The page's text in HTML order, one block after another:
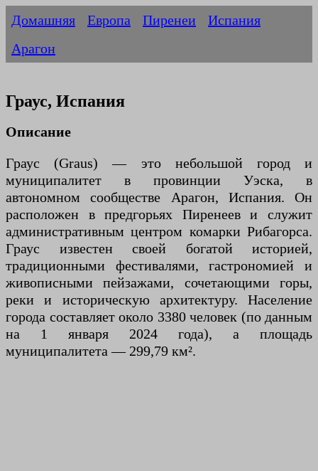
Домашняя Европа Пиренеи
Испания
Арагон
Граус, Испания
Описание
Граус (Graus) — это небольшой город и
муниципалитет в провинции Уэска, в
автономном сообществе Арагон, Испания. Он
расположен в предгорьях Пиренеев и служит
административным центром комарки Рибагорса.
Граус известен своей богатой историей,
традиционными фестивалями, гастрономией и
живописными пейзажами, сочетающими горы,
реки и историческую архитектуру. Население
города составляет около 3380 человек (по данным
на 1 января 2024 года), а площадь
муниципалитета — 299,79 км².